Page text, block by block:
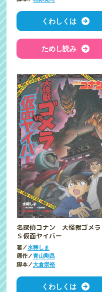
くわしくは
ためし読み
名探偵コナン 大怪獣ゴメラ
Ｓ仮面ヤイバー
著／水稀しま
原作／青山剛昌
脚本／大倉崇裕
くわしくは